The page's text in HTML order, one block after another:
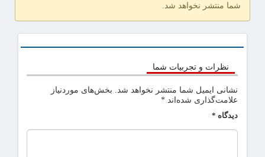
شما منتشر نخواهد شد.
نظرات و تجربیات شما
نشانی ایمیل شما منتشر نخواهد شد.
بخش‌های موردنیاز
علامت‌گذاری شده‌اند *
دیدگاه *